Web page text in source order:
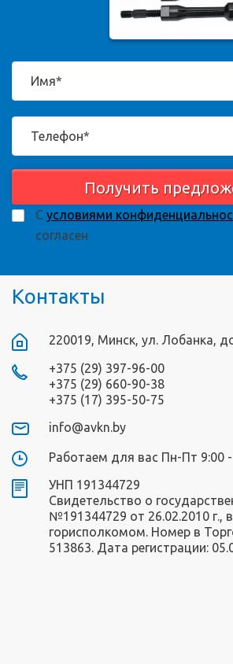
Получить
С условиями
согласен
Контакты
220019, Минск, ул. Лобанка,
+375 (29) 397-96-00
+375 (29) 660-90-38
+375 (17) 395-50-75
info@avkn.by
Работаем для вас Пн-Пт 9:00
УНП 191344729
Свидетельство о
№191344729 от 26.02.2010 г.,
горисполкомом. Номер в
513863. Дата регистрации: